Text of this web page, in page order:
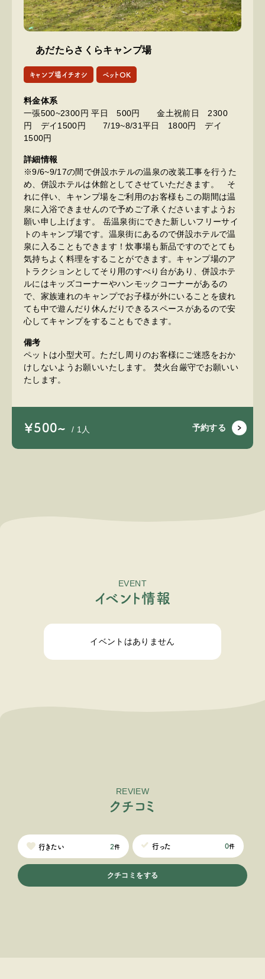
あだたらさくらキャンプ場
キャンプ場イチオシ ペットOK
料金体系
一張500~2300円 平日 500円 金土祝前日 2300
円 デイ1500円 7/19~8/31平日 1800円 デイ
1500円
詳細情報
※9/6~9/17の間で併設ホテルの温泉の改装工事を行うた
め、併設ホテルは休館としてさせていただきます。 そ
れに伴い、キャンプ場をご利用のお客様もこの期間は温
泉に入浴できませんので予めご了承くださいますようお
願い申し上げます。 岳温泉街にできた新しいフリーサイ
トのキャンプ場です。温泉街にあるので併設ホテルで温
泉に入ることもできます！炊事場も新品ですのでとても
気持ちよく料理をすることができます。キャンプ場のア
トラクションとしてそり用のすべり台があり、併設ホテ
ルにはキッズコーナーやハンモックコーナーがあるの
で、家族連れのキャンプでお子様が外にいることを疲れ
ても中で遊んだり休んだりできるスペースがあるので安
心してキャンプをすることもできます。
備考
ペットは小型犬可。ただし周りのお客様にご迷惑をおか
けしないようお願いいたします。 焚火台厳守でお願いい
たします。
￥500~ / 1人 予約する
EVENT
イベン ト情報
イベントはありません
REVIEW
ク チ コ ミ
行きたい 2件 行った 0件
クチコミをする